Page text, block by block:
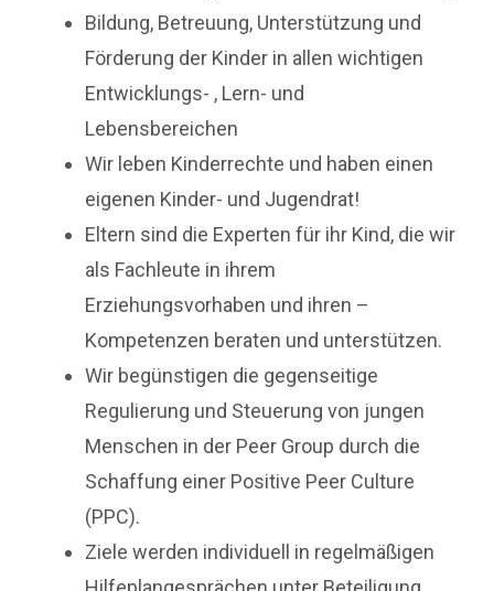
Bildung, Betreuung, Unterstützung und
Förderung der Kinder in allen wichtigen
Entwicklungs- , Lern- und
Lebensbereichen
Wir leben Kinderrechte und haben einen
eigenen Kinder- und Jugendrat!
Eltern sind die Experten für ihr Kind, die wir
als Fachleute in ihrem
Erziehungsvorhaben und ihren –
Kompetenzen beraten und unterstützen.
Wir begünstigen die gegenseitige
Regulierung und Steuerung von jungen
Menschen in der Peer Group durch die
Schaffung einer Positive Peer Culture
(PPC).
Ziele werden individuell in regelmäßigen